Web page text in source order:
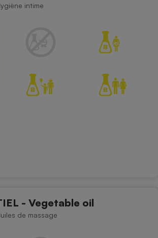
intime
- Vegetable oil
de massage